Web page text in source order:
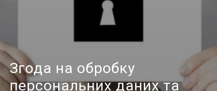
Згода на обробку
персональних даних та